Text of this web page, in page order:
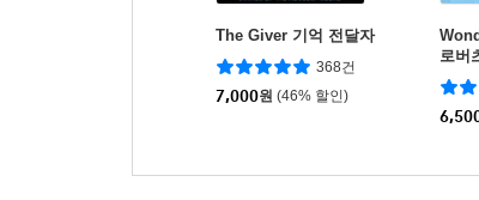
The Giver 기억 전달자
368건
7,000원 (46% 할인)
로버
작